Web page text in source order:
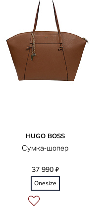
HUGO BOSS
Сумка-шопер
37 990 ₽
Onesize